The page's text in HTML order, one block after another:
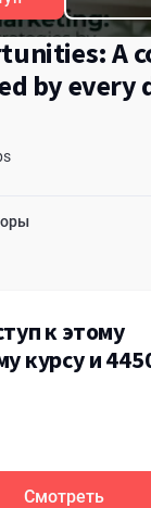
A
by every
к этому
курсу и
Смотреть